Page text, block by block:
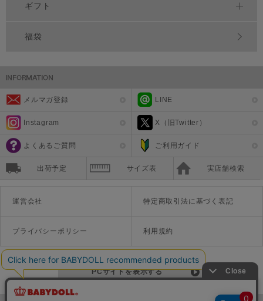
ギフト
福袋
メルマガ登録 LINE
Instagram X（旧Twitter）
よくあるご質問 ご利用ガイド
出荷予定 サイズ表 実店舗検索
運営会社 特定商取引法に基づく表記
プライバシーポリシー 利用規約
PCサイトを表示する